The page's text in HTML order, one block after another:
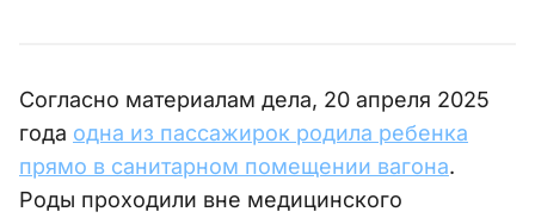
Согласно материалам дела, 20 апреля 2025
года одна из пассажирок родила ребенка
прямо в санитарном помещении вагона.
Роды проходили вне медицинского